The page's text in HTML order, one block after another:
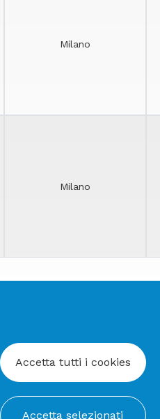
Milano
Milano
Accetta tutti i cookies
Accetta selezionati